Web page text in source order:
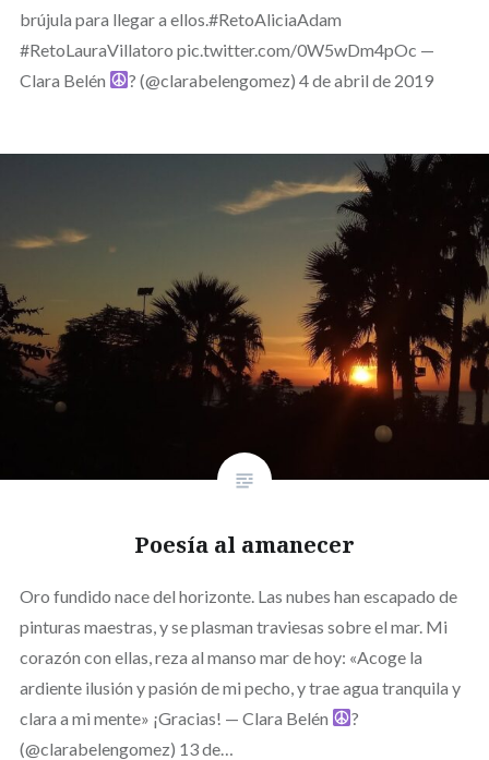
brújula para llegar a ellos.#RetoAliciaAdam
#RetoLauraVillatoro pic.twitter.com/0W5wDm4pOc —
Clara Belén
? (@clarabelengomez) 4 de abril de 2019
Poesía al amanecer
Oro fundido nace del horizonte. Las nubes han escapado de
pinturas maestras, y se plasman traviesas sobre el mar. Mi
corazón con ellas, reza al manso mar de hoy: «Acoge la
ardiente ilusión y pasión de mi pecho, y trae agua tranquila y
clara a mi mente» ¡Gracias! — Clara Belén
?
(@clarabelengomez) 13 de…